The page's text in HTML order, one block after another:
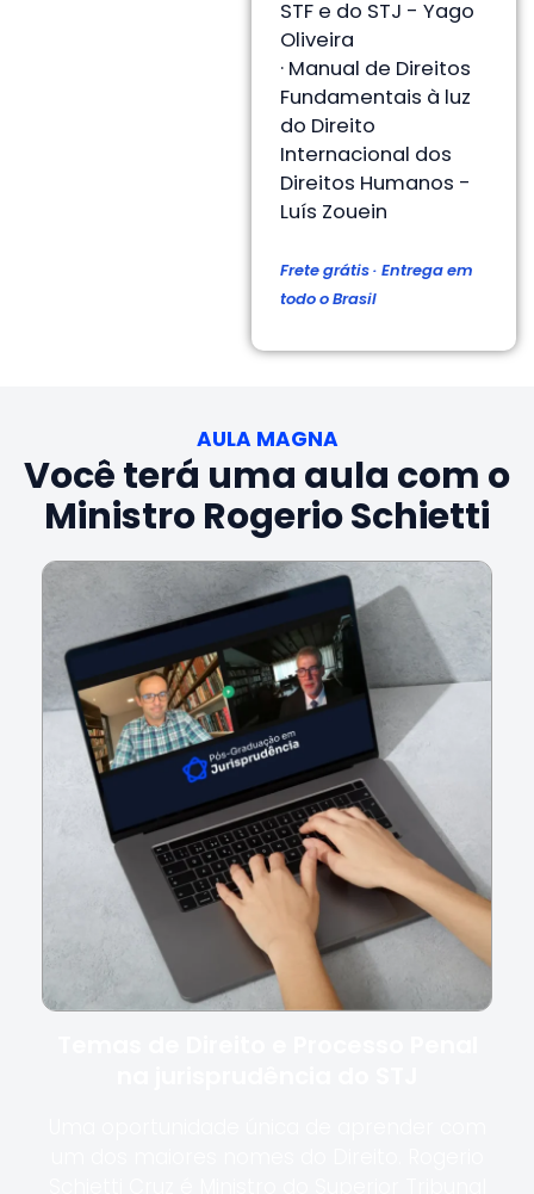
STF e do STJ - Yago
Oliveira
· Manual de Direitos
Fundamentais à luz
do Direito
Internacional dos
Direitos Humanos -
Luís Zouein
Frete grátis · Entrega em
todo o Brasil
AULA MAGNA
Você terá uma aula com o
Ministro Rogerio Schietti